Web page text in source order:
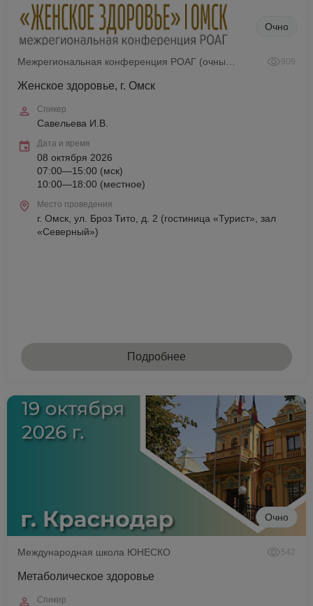
Очно
909
Женское здоровье, г. Омск
Спикер
Савельева И.В.
Дата и время
08 октября 2026
07:00—15:00 (мск)
10:00—18:00 (местное)
Место проведения
г. Омск, ул. Броз Тито, д. 2 (гостиница «Турист», зал
«Северный»)
Подробнее
Очно
Международная школа ЮНЕСКО 542
Метаболическое здоровье
Спикер